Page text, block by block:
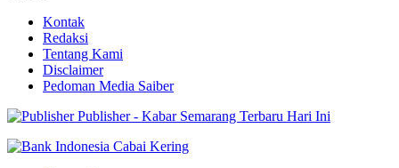
Kontak
Redaksi
Tentang Kami
Disclaimer
Pedoman Media Saiber
Publisher - Kabar Semarang Terbaru Hari Ini